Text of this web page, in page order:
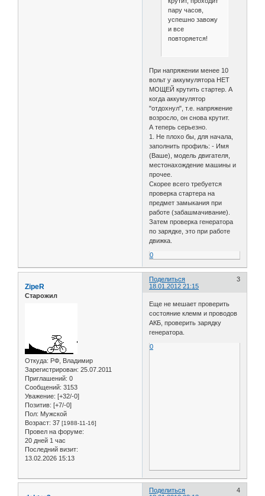
пару часов,
успешно завожу
и все
повторяется!
При напряжении менее 10
вольт у аккумулятора НЕТ
МОЩЕЙ крутить стартер. А
когда аккумулятор
"отдохнул", т.е. напряжение
возросло, он снова крутит.
А теперь серьезно.
1. Не плохо бы, для начала,
заполнить профиль: - Имя
(Ваше), модель двигателя,
местонахождение машины и
прочее.
Скорее всего требуется
проверка стартера на
предмет замыкания при
работе (забашмачивание).
Затем проверка генератора
по зарядке, это при работе
движка.
0
Поделиться
3
18.01.2012 21:15
ZipeR
Старожил
Откуда: РФ, Владимир
Зарегистрирован: 25.07.2011
Приглашений: 0
Сообщений: 3153
Уважение: [+32/-0]
Позитив: [+7/-0]
Пол: Мужской
Возраст: 37 [1988-11-16]
Провел на форуме:
20 дней 1 час
Последний визит:
13.02.2026 15:13
Еще не мешает проверить
состояние клемм и проводов
АКБ, проверить зарядку
генератора.
0
Поделиться
4